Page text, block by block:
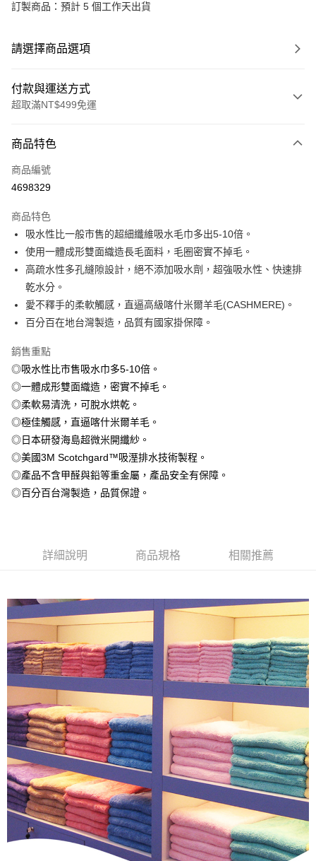
訂製商品：預計 5 個工作天出貨
請選擇商品選項
付款與運送方式
超取滿NT$499免運
信用卡一次付款
信用卡分期付款
合作金庫商業銀行
華南商業銀行
彰化商業銀行
上海商業儲蓄銀行
台北富邦商業銀行
國泰世華商業銀行
兆豐國際商業銀行
臺灣中小企業銀行
匯豐（台灣）商業銀行
華泰商業銀行
聯邦商業銀行
遠東國際商業銀行
元大商業銀行
永豐商業銀行
台新國際商業銀行
台灣樂天信用卡公司
6 期 0 利率 每期
華南商業銀行
彰化商業銀行
上海商業儲蓄銀行
台北富邦商業銀行
國泰世華商業銀行
臺灣中小企業銀行
台中商業銀行
匯豐（台灣）商業銀行
華泰商業銀行
元大商業銀行
玉山商業銀行
台灣樂天信用卡公司
超商取貨付款
LINE Pay
Apple Pay
街口支付
悠遊付
全盈+PAY
【關於「AFTEE先享後付」】
AFTEE先享後付是「在收到商品之後才付款」的支付方式。 讓您購物簡單
便利好安心！
【「AFTEE先享後付」結帳流程】
３．收到繳費通知簡訊後14天內，點擊此簡訊中的連結，可透過四大超商／
ATM／網路銀行／等多元方式進行付款，方視為交易完成。
※ 請注意：結帳手續完成當下不需立刻繳費，但若您需要取消訂單，請聯絡
購買商品的店家。未經商家同意取消之訂單仍視為有效，需透過AFTEE先享
後付繳納相關費用。
※ 交易是否成功請以「AFTEE先享後付 」之結帳頁面顯示為準，若有關於
是否繳費成功／繳費後需取消欲退款等相關疑問，請聯繫「AFTEE先享後付
客戶支援中心」https://netprotections.freshdesk.com/support/home
【注意事項】
１．透過由恩沛科技股份有限公司提供之「AFTEE先享後付」服務完成之交
易，需依本服務之必要範圍內提供個人資料，並將交易相關給付款項請求債
權轉讓予恩沛科技股份有限公司。
２．關於個人資料處理事宜，請瀏覽以下網址：
https://aftee.tw/terms/#terms3
３．未成年的使用者請事先徵得法定代理人或監護人之同意方可使用
「AFTEE先享後付」，若未經同意申辦者引起之損失，本公司不負相關責
任。
４．使用「AFTEE先享後付」時，將依據個別帳號之用戶狀況，依本公司即
時審查核予不同之上限額度；若仍有額度不足之情形，本公司將視審查結果
ATM付款
每筆NT$60，滿NT$499(含以上)免運費
每筆NT$60，滿NT$499(含以上)免運費
宅配
每筆NT$100，滿NT$499(含以上)免運費
商品特色
商品編號
4698329
商品特色
吸水性比一般市售的超細纖維吸水毛巾多出5-10倍。
使用一體成形雙面織造長毛面料，毛圈密實不掉毛。
高疏水性多孔縫隙設計，絕不添加吸水劑，超強吸水性、快速排
乾水分。
愛不釋手的柔軟觸感，直逼高級喀什米爾羊毛(CASHMERE)。
百分百在地台灣製造，品質有國家掛保障。
銷售重點
◎吸水性比市售吸水巾多5-10倍。
◎一體成形雙面織造，密實不掉毛。
◎柔軟易清洗，可脫水烘乾。
◎極佳觸感，直逼喀什米爾羊毛。
◎日本研發海島超微米開纖紗。
◎美國3M Scotchgard™吸溼排水技術製程。
◎產品不含甲醛與鉛等重金屬，產品安全有保障。
◎百分百台灣製造，品質保證。
詳細說明 商品規格 相關推薦